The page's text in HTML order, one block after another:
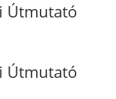
Útmutató
Útmutató